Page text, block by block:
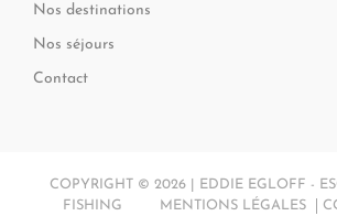
Nos destinations
Nos séjours
Contact
COPYRIGHT © 2026 | EDDIE EGLOFF -
FISHING
MENTIONS LÉGALES